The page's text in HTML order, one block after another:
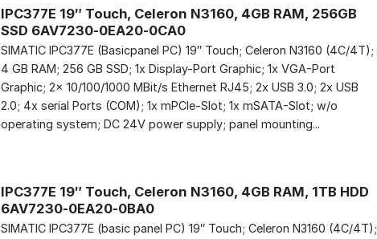
IPC377E 19″ Touch, Celeron N3160, 4GB RAM, 256GB
SSD 6AV7230-0EA20-0CA0
SIMATIC IPC377E (Basicpanel PC) 19″ Touch; Celeron N3160 (4C/4T);
4 GB RAM; 256 GB SSD; 1x Display-Port Graphic; 1x VGA-Port
Graphic; 2x 10/100/1000 MBit/s Ethernet RJ45; 2x USB 3.0; 2x USB
2.0; 4x serial Ports (COM); 1x mPCIe-Slot; 1x mSATA-Slot; w/o
operating system; DC 24V power supply; panel mounting...
IPC377E 19″ Touch, Celeron N3160, 4GB RAM, 1TB HDD
6AV7230-0EA20-0BA0
SIMATIC IPC377E (basic panel PC) 19″ Touch; Celeron N3160 (4C/4T);